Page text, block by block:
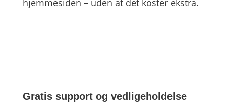
hjemmesiden – uden at det koster ekstra.
Gratis support og vedligeholdelse